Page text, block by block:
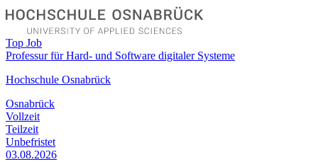
Top Job
Professur für Hard- und Software digitaler Systeme
Hochschule Osnabrück
Osnabrück
Vollzeit
Teilzeit
Unbefristet
03.08.2026